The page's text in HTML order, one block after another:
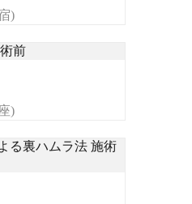
)
)